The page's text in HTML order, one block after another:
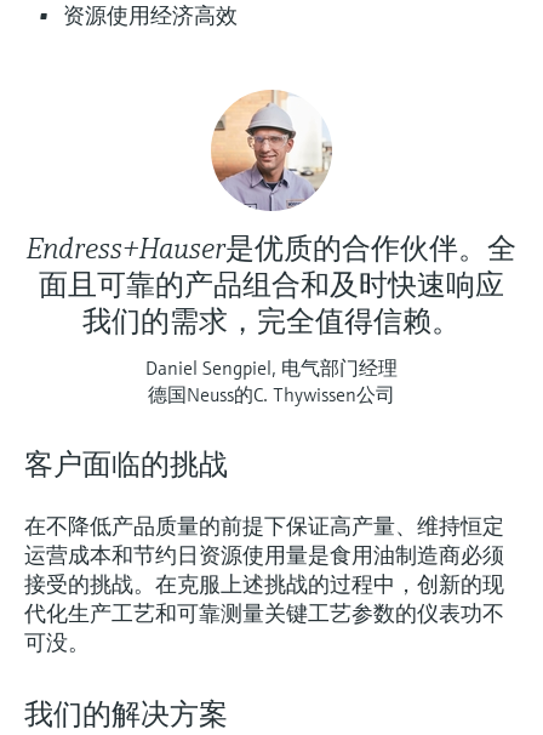
Device Viewer
您可通过产品型号、订单代码或序列号，轻
资源使用经济高效
Endress+Hauser是优质的合作伙伴。全
面且可靠的产品组合和及时快速响应
我们的需求，完全值得信赖。
Daniel Sengpiel, 电气部门经理
德国Neuss的C. Thywissen公司
客户面临的挑战
在不降低产品质量的前提下保证高产量、维持恒定
运营成本和节约日资源使用量是食用油制造商必须
接受的挑战。在克服上述挑战的过程中，创新的现
代化生产工艺和可靠测量关键工艺参数的仪表功不
可没。
我们的解决方案